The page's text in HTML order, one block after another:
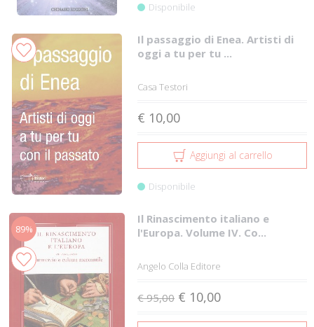
Disponibile
Il passaggio di Enea. Artisti di
oggi a tu per tu ...
Casa Testori
€ 10,00
Aggiungi al carrello
Disponibile
89%
Il Rinascimento italiano e
l'Europa. Volume IV. Co...
Angelo Colla Editore
€ 95,00 € 10,00